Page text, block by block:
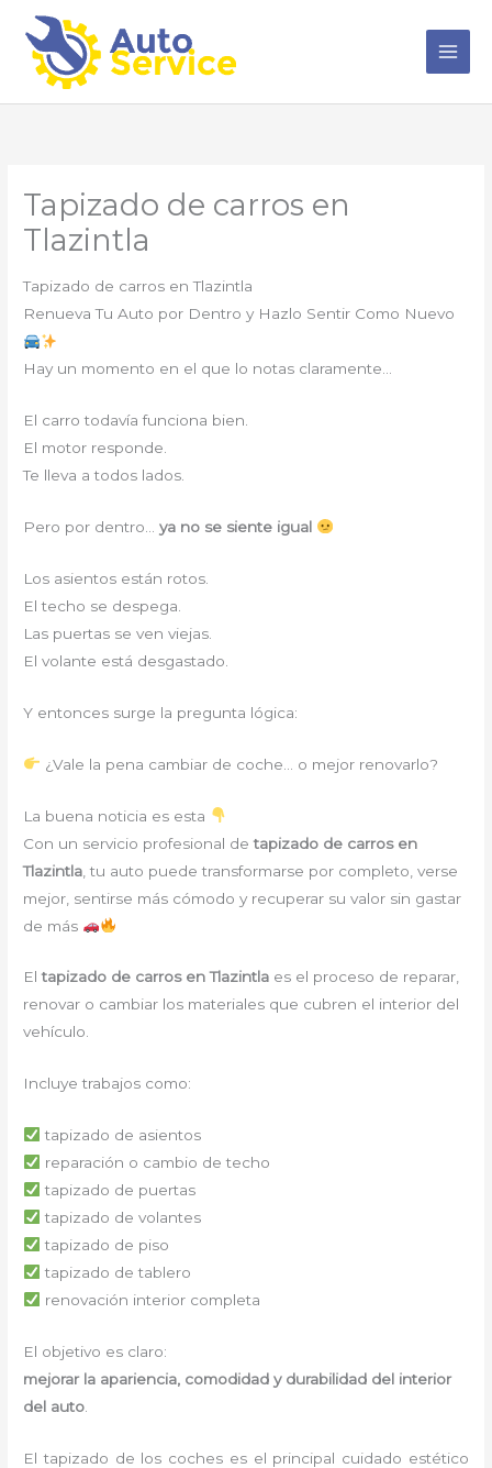
contenido
Tapizado de carros en
Tlazintla
Tapizado de carros en Tlazintla
Renueva Tu Auto por Dentro y Hazlo Sentir Como Nuevo
Hay un momento en el que lo notas claramente…
El carro todavía funciona bien.
El motor responde.
Te lleva a todos lados.
Pero por dentro…ya no se siente igual
Los asientos están rotos.
El techo se despega.
Las puertas se ven viejas.
El volante está desgastado.
Y entonces surge la pregunta lógica:
¿Vale la pena cambiar de coche… o mejor renovarlo?
La buena noticia es esta
Con un servicio profesional detapizado de carros en
Tlazintla , tu auto puede transformarse por completo, verse
mejor, sentirse más cómodo y recuperar su valor sin gastar
de más
Eltapizado de carros en Tlazintla es el proceso de reparar,
renovar o cambiar los materiales que cubren el interior del
vehículo.
Incluye trabajos como:
tapizado de asientos
reparación o cambio de techo
tapizado de puertas
tapizado de volantes
tapizado de piso
tapizado de tablero
renovación interior completa
El objetivo es claro:
mejorar la apariencia, comodidad y durabilidad del interior
del auto
El tapizado de los coches es el principal cuidado estético